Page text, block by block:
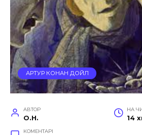
АРТУР КОНАН ДОЙЛ
АВТОР
O.H.
НА
14
КОМЕНТАРІ